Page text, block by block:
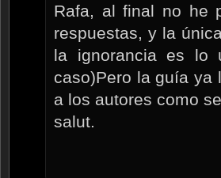
Rafa, al final no he
respuestas, y la
la ignorancia es lo
caso)Pero la guía ya
a los autores como
salut.